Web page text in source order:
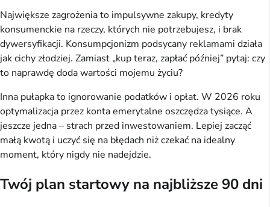
Największe zagrożenia to impulsywne zakupy, kredyty
konsumenckie na rzeczy, których nie potrzebujesz, i brak
dywersyfikacji. Konsumpcjonizm podsycany reklamami działa
jak cichy złodziej. Zamiast „kup teraz, zapłać później” pytaj: czy
to naprawdę doda wartości mojemu życiu?
Inna pułapka to ignorowanie podatków i opłat. W 2026 roku
optymalizacja przez konta emerytalne oszczędza tysiące. A
jeszcze jedna – strach przed inwestowaniem. Lepiej zacząć
małą kwotą i uczyć się na błędach niż czekać na idealny
moment, który nigdy nie nadejdzie.
Twój plan startowy na najbliższe 90 dni